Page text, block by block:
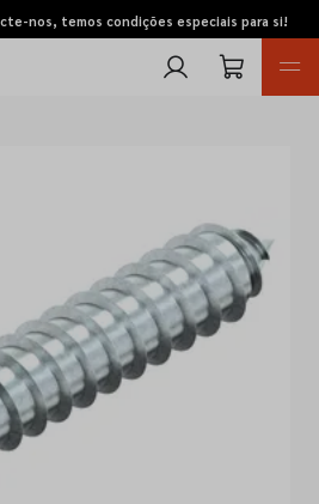
nos, temos condições especiais para si!